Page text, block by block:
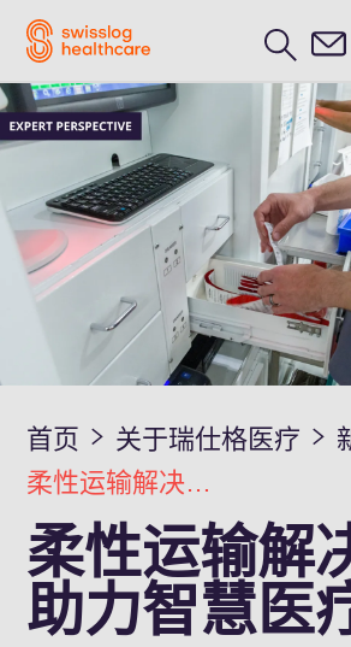
中文 / Chinese
首页 关于瑞仕格医疗
柔性运输解决方案助力智慧医疗环境
柔性运输解
助力智慧医